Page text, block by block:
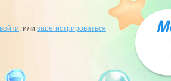
войти, или зарегистрироваться